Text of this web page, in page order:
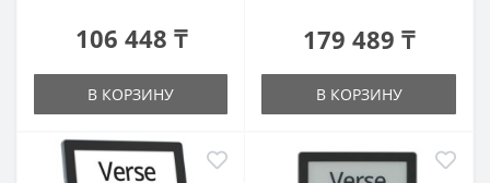
106 448 ₸
В КОРЗИНУ
179 489 ₸
В КОРЗИНУ